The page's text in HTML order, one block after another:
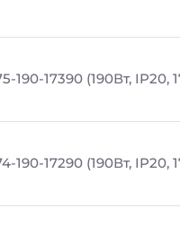
190-17390 (190Вт, IP20,
190-17290 (190Вт, IP20,